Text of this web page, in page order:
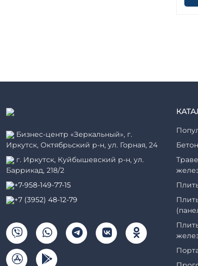
Бизнес-центр «Зеркальный», г.
Иркутск, Октябрьский р-н, ул. Горная, 24
г. Иркутск, Куйбышевский р-н, ул.
Баррикад, 218/2
+7-958-149-77-15
+7 (3952) 48-12-79
Бетон